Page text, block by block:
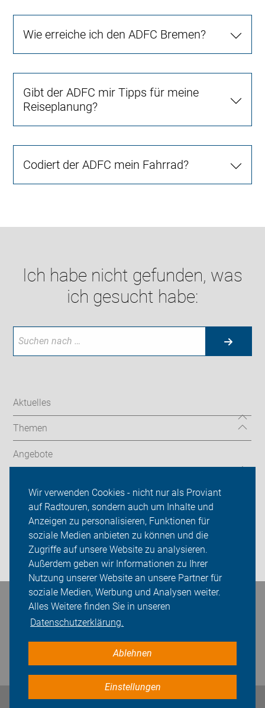
Wir verwenden Cookies - nicht nur als Proviant
auf Radtouren, sondern auch um Inhalte und
Anzeigen zu personalisieren, Funktionen für
soziale Medien anbieten zu können und die
Zugriffe auf unsere Website zu analysieren.
Außerdem geben wir Informationen zu Ihrer
Nutzung unserer Website an unsere Partner für
soziale Medien, Werbung und Analysen weiter.
Alles Weitere finden Sie in unseren
Datenschutzerklärung.
Ablehnen
Einstellungen
Wie erreiche ich den ADFC Bremen?
Gibt der ADFC mir Tipps für meine
Reiseplanung?
Codiert der ADFC mein Fahrrad?
Ich habe nicht gefunden, was
ich gesucht habe:
Aktuelles
Themen
Angebote
Sei dabei
Presse
Login
Bleiben Sie in Kontakt